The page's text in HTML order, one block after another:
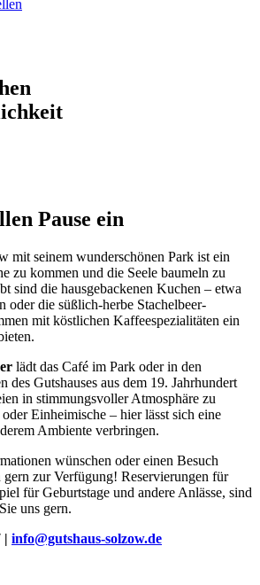
Pause ein
mit seinem wunderschönen Park ist ein
zu kommen und die Seele baumeln zu
sind die hausgebackenen Kuchen – etwa
oder die süßlich-herbe Stachelbeer-
mit köstlichen Kaffeespezialitäten ein
lädt das Café im Park oder in den
des Gutshauses aus dem 19. Jahrhundert
in stimmungsvoller Atmosphäre zu
Einheimische – hier lässt sich eine
Ambiente verbringen.
wünschen oder einen Besuch
zur Verfügung! Reservierungen für
für Geburtstage und andere Anlässe, sind
uns gern.
| info@gutshaus-solzow.de